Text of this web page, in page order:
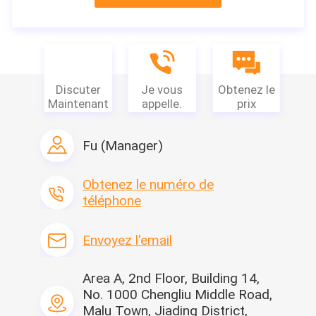
dans
Délai de livraison
2-7 jours (vacances y
compris)
T/T, Paypal, Venmo
d'approvisionnement
500 000 par jour
produit ?
vendeur de contact
Discuter
Maintenant
Je vous
appelle.
Obtenez le
prix
Fu (Manager)
Obtenez le numéro de
téléphone
Envoyez l'email
Area A, 2nd Floor, Building 14,
No. 1000 Chengliu Middle Road,
Malu Town, Jiading District,